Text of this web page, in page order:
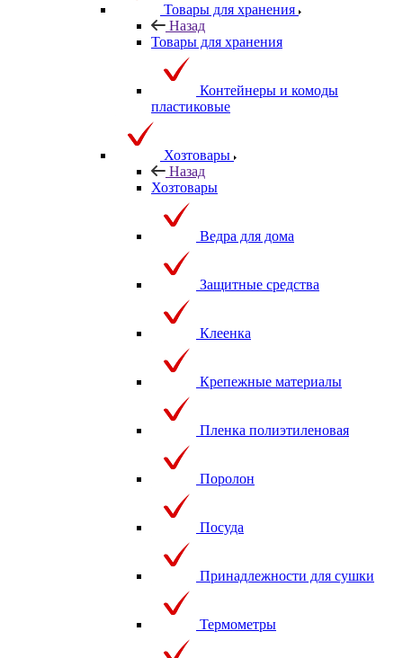
Товары для хранения
Назад
Товары для хранения
Контейнеры и комоды
пластиковые
Хозтовары
Назад
Хозтовары
Ведра для дома
Защитные средства
Клеенка
Крепежные материалы
Пленка полиэтиленовая
Поролон
Посуда
Принадлежности для сушки
Термометры